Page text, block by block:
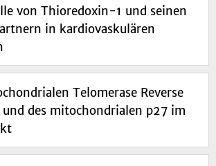
von Thioredoxin-1 und seinen
in kardiovaskulären
Telomerase Reverse
und des mitochondrialen p27 im